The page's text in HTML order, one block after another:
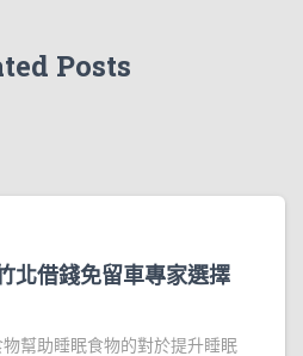
Posts
北借錢免留車專家選擇
幫助睡眠食物的對於提升睡眠